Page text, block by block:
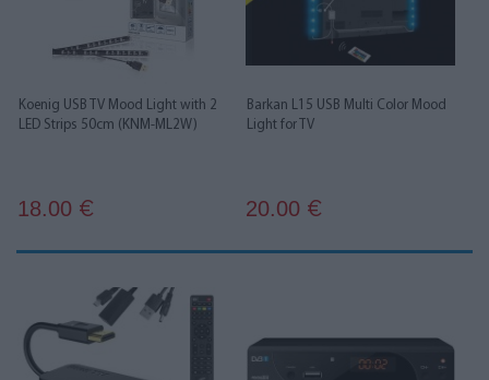
Koenig USB TV Mood Light with 2
LED Strips 50cm (KNM-ML2W)
18.00 €
Barkan L15 USB Multi Color Mood
Light for TV
20.00 €